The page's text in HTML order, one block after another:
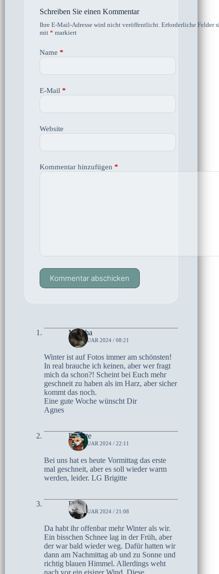
Schreiben Sie einen Kommentar
Ihre E-Mail-Adresse wird nicht veröffentlicht. Erforderliche Felder
mit * markiert
Name *
E-Mail *
Website
Kommentar hinzufügen *
Kommentar abschicken
Mascha
16. JANUAR 2024 / 08:21
Winter ist auf Fotos immer am schönsten!
In real brauche ich keinen, aber wer fragt
mich da schon?! Scheint bei Euch mehr
geschneit zu haben als im Harz, aber sicher
kommt das noch.
Eine gute Woche wünscht Dir
Agnes
Brigitte
15. JANUAR 2024 / 22:11
Bei uns hat es heute Vormittag das erste
mal geschneit, aber es soll wieder warm
werden, leider. LG Brigitte
Elke
15. JANUAR 2024 / 21:08
Da habt ihr offenbar mehr Winter als wir.
Ein bisschen Schnee lag in der Früh, aber
der war bald wieder weg. Dafür hatten wir
dann am Nachmittag ab und zu Sonne und
richtig blauen Himmel. Allerdings weht
nach vor ein eisiger Wind. Diese